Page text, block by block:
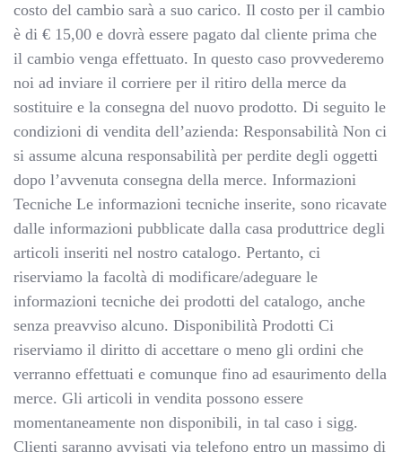
costo del cambio sarà a suo carico. Il costo per il cambio
è di € 15,00 e dovrà essere pagato dal cliente prima che
il cambio venga effettuato. In questo caso provvederemo
noi ad inviare il corriere per il ritiro della merce da
sostituire e la consegna del nuovo prodotto. Di seguito le
condizioni di vendita dell’azienda: Responsabilità Non ci
si assume alcuna responsabilità per perdite degli oggetti
dopo l’avvenuta consegna della merce. Informazioni
Tecniche Le informazioni tecniche inserite, sono ricavate
dalle informazioni pubblicate dalla casa produttrice degli
articoli inseriti nel nostro catalogo. Pertanto, ci
riserviamo la facoltà di modificare/adeguare le
informazioni tecniche dei prodotti del catalogo, anche
senza preavviso alcuno. Disponibilità Prodotti Ci
riserviamo il diritto di accettare o meno gli ordini che
verranno effettuati e comunque fino ad esaurimento della
merce. Gli articoli in vendita possono essere
momentaneamente non disponibili, in tal caso i sigg.
Clienti saranno avvisati via telefono entro un massimo di